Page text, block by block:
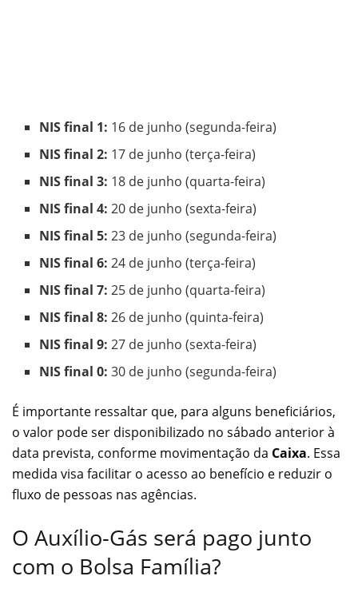
NIS final 1: 16 de junho (segunda-feira)
NIS final 2: 17 de junho (terça-feira)
NIS final 3: 18 de junho (quarta-feira)
NIS final 4: 20 de junho (sexta-feira)
NIS final 5: 23 de junho (segunda-feira)
NIS final 6: 24 de junho (terça-feira)
NIS final 7: 25 de junho (quarta-feira)
NIS final 8: 26 de junho (quinta-feira)
NIS final 9: 27 de junho (sexta-feira)
NIS final 0: 30 de junho (segunda-feira)
É importante ressaltar que, para alguns beneficiários,
o valor pode ser disponibilizado no sábado anterior à
data prevista, conforme movimentação da Caixa. Essa
medida visa facilitar o acesso ao benefício e reduzir o
fluxo de pessoas nas agências.
O Auxílio-Gás será pago junto
com o Bolsa Família?